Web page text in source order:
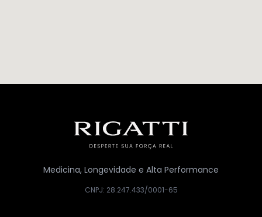
Medicina, Longevidade e Alta Performance
CNPJ: 28.247.433/0001-65